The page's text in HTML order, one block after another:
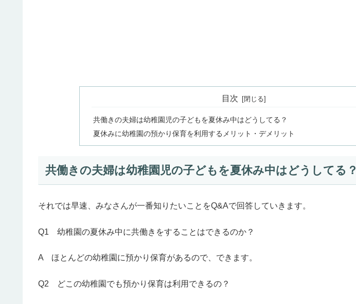
目次
共働きの夫婦は幼稚園児の子どもを夏休み中はどうしてる？
夏休みに幼稚園の預かり保育を利用するメリット・デメリット
共働きの夫婦は幼稚園児の子どもを夏休み中はどうしてる？
それでは早速、みなさんが一番知りたいことをQ&Aで回答していきます。
Q1 幼稚園の夏休み中に共働きをすることはできるのか？
A ほとんどの幼稚園に預かり保育があるので、できます。
Q2 どこの幼稚園でも預かり保育は利用できるの？